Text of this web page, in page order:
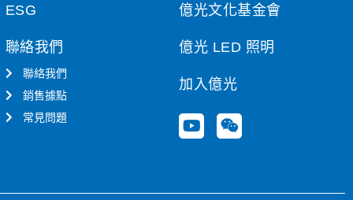
ESG
聯絡我們
聯絡我們
銷售據點
常見問題
億光文化基金會
億光 LED 照明
加入億光
Y
o
W
e